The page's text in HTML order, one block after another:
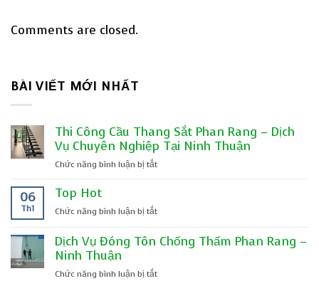
Comments are closed.
BÀI VIẾT MỚI NHẤT
Thi Công Cầu Thang Sắt Phan Rang – Dịch
Vụ Chuyên Nghiệp Tại Ninh Thuận
Chức năng bình luận bị tắtở
Thang
Phan
–
06
Th1
Top Hot
Chức năng bình luận bị tắtở
Hot
Dịch Vụ Đóng Tôn Chống Thấm Phan Rang –
Ninh Thuận
Chức năng bình luận bị tắtở